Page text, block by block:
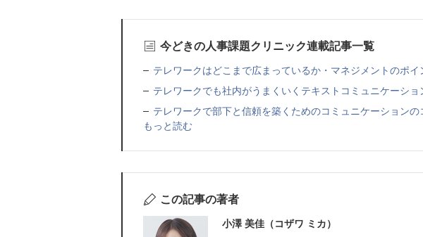
今どきの人事課題クリニック連載記事一覧
テレワークはどこまで広まっているか・マネジメントのポイ
テレワークでも社内がうまくいくテキストコミュニケーショ
テレワークで部下と信頼を築くためのコミュニケーションの
もっと読む
この記事の著者
小澤 美佳（コザワ ミカ）